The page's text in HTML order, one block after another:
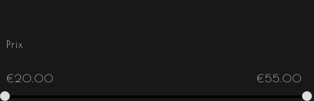
Prix
€20.00 €55.00